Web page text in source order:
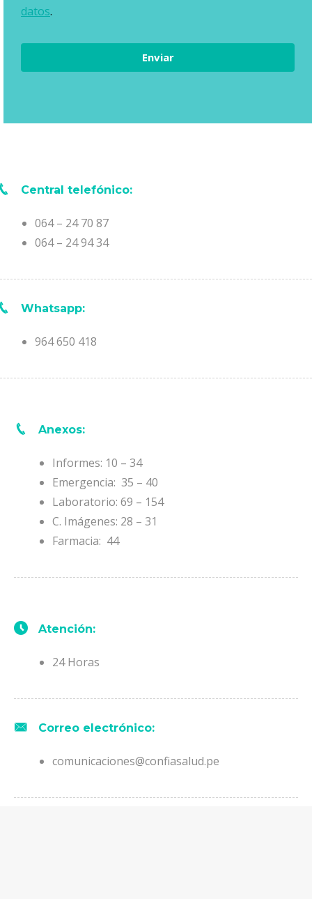
datos.
Central telefónico:
064 – 24 70 87
064 – 24 94 34
Whatsapp:
964 650 418
Anexos:
Informes: 10 – 34
Emergencia: 35 – 40
Laboratorio: 69 – 154
C. Imágenes: 28 – 31
Farmacia: 44
Atención:
24 Horas
Correo electrónico:
comunicaciones@confiasalud.pe